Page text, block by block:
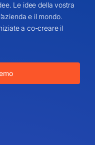
Le idee della vostra
e il mondo.
a co-creare il